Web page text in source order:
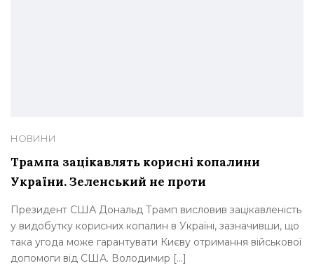
НОВИНИ
Трампа зацікавлять корисні копалини
України. Зеленський не проти
Президент США Дональд Трамп висловив зацікавленість
у видобутку корисних копалин в Україні, зазначивши, що
така угода може гарантувати Києву отримання військової
допомоги від США. Володимир […]